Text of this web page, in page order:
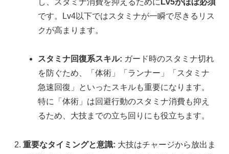
です。Lv4以下ではスタミナが一瞬で尽きるリス
クが高まります。
スタミナ回復系スキル: ガード時のスタミナ切れ
を防ぐため、「体術」「ランナー」「スタミナ
急速回復」といったスキルも重要になります。
特に「体術」は回避行動のスタミナ消費も抑え
るため、大技までの立ち回りにも役立ちます。
重要なタイミングと意識: 大技はチャージから放出ま